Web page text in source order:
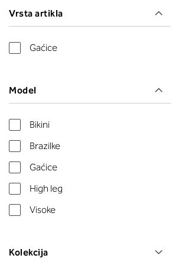
Vrsta artikla
Gaćice
Model
Bikini
Brazilke
Gaćice
High leg
Visoke
Kolekcija